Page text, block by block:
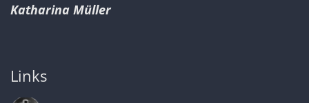
Katharina Müller
Links